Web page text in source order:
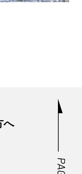
へ